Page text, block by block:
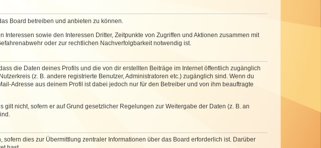
Board betreiben und anbieten zu können.
sowie den Interessen Dritter, Zeitpunkte von Zugriffen und Aktionen zusammen mit
oder zur rechtlichen Nachverfolgbarkeit notwendig ist.
die Daten deines Profils und die von dir erstellten Beiträge im Internet öffentlich zugänglich
(z. B. andere registrierte Benutzer, Administratoren etc.) zugänglich sind. Wenn du
Adresse aus deinem Profil ist dabei jedoch nur für den Betreiber und von ihm beauftragte
nicht, sofern er auf Grund gesetzlicher Regelungen zur Weitergabe der Daten (z. B. an
dies zur Übermittlung zentraler Informationen über das Board erforderlich ist. Darüber